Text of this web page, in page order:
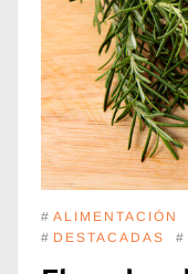
# ALIMENTACIÓN
# DESTACADAS #